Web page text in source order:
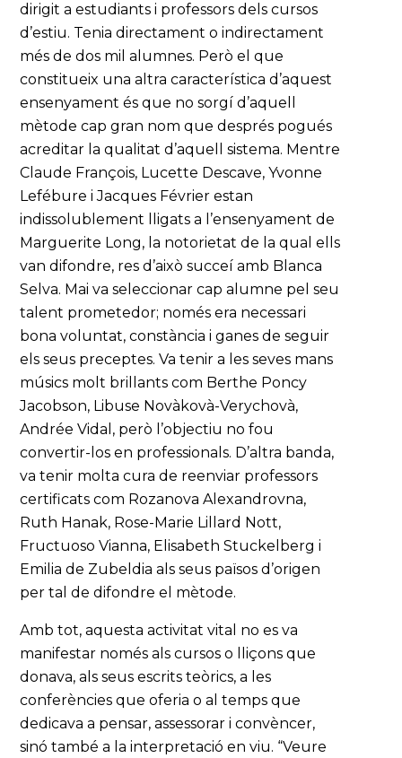
dirigit a estudiants i professors dels cursos
d’estiu. Tenia directament o indirectament
més de dos mil alumnes. Però el que
constitueix una altra característica d’aquest
ensenyament és que no sorgí d’aquell
mètode cap gran nom que després pogués
acreditar la qualitat d’aquell sistema. Mentre
Claude François, Lucette Descave, Yvonne
Lefébure i Jacques Février estan
indissolublement lligats a l’ensenyament de
Marguerite Long, la notorietat de la qual ells
van difondre, res d’això succeí amb Blanca
Selva. Mai va seleccionar cap alumne pel seu
talent prometedor; només era necessari
bona voluntat, constància i ganes de seguir
els seus preceptes. Va tenir a les seves mans
músics molt brillants com Berthe Poncy
Jacobson, Libuse Novàkovà-Verychovà,
Andrée Vidal, però l’objectiu no fou
convertir-los en professionals. D’altra banda,
va tenir molta cura de reenviar professors
certificats com Rozanova Alexandrovna,
Ruth Hanak, Rose-Marie Lillard Nott,
Fructuoso Vianna, Elisabeth Stuckelberg i
Emilia de Zubeldia als seus països d’origen
per tal de difondre el mètode.
Amb tot, aquesta activitat vital no es va
manifestar només als cursos o lliçons que
donava, als seus escrits teòrics, a les
conferències que oferia o al temps que
dedicava a pensar, assessorar i convèncer,
sinó també a la interpretació en viu. “Veure